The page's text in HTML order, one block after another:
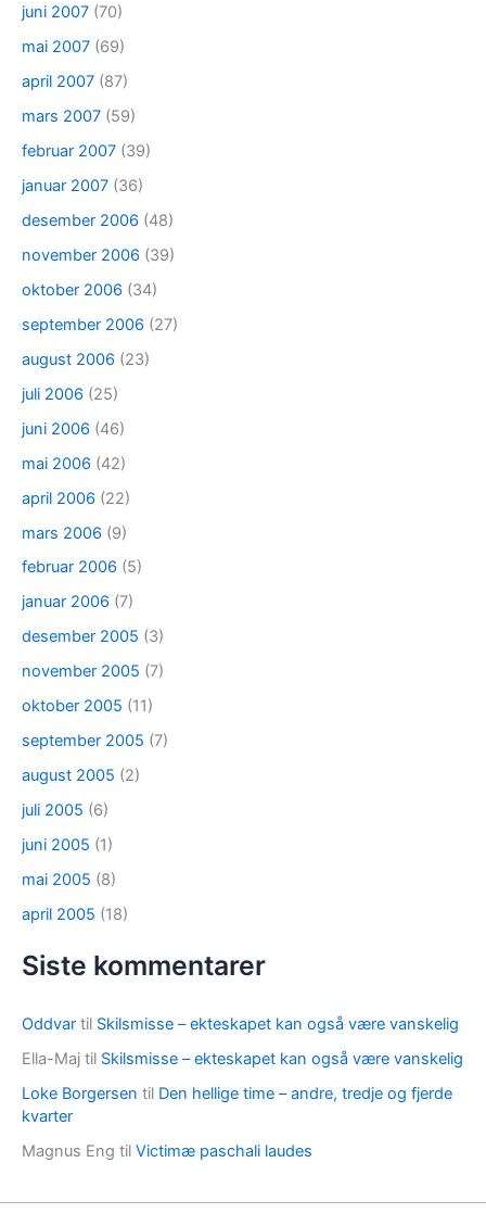
juni 2007 (70)
mai 2007 (69)
april 2007 (87)
mars 2007 (59)
februar 2007 (39)
januar 2007 (36)
desember 2006 (48)
november 2006 (39)
oktober 2006 (34)
september 2006 (27)
august 2006 (23)
juli 2006 (25)
juni 2006 (46)
mai 2006 (42)
april 2006 (22)
mars 2006 (9)
februar 2006 (5)
januar 2006 (7)
desember 2005 (3)
november 2005 (7)
oktober 2005 (11)
september 2005 (7)
august 2005 (2)
juli 2005 (6)
juni 2005 (1)
mai 2005 (8)
april 2005 (18)
Siste kommentarer
Oddvar til Skilsmisse – ekteskapet kan også være vanskelig
Ella-Maj til Skilsmisse – ekteskapet kan også være vanskelig
Loke Borgersen til Den hellige time – andre, tredje og fjerde
kvarter
Magnus Eng til Victimæ paschali laudes